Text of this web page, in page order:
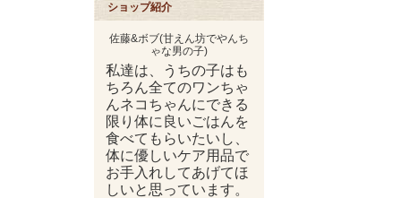
ショップ紹介
佐藤&ボブ(甘えん坊でやんち
ゃな男の子)
私達は、うちの子はも
ちろん全てのワンちゃ
んネコちゃんにできる
限り体に良いごはんを
食べてもらいたいし、
体に優しいケア用品で
お手入れしてあげてほ
しいと思っています。